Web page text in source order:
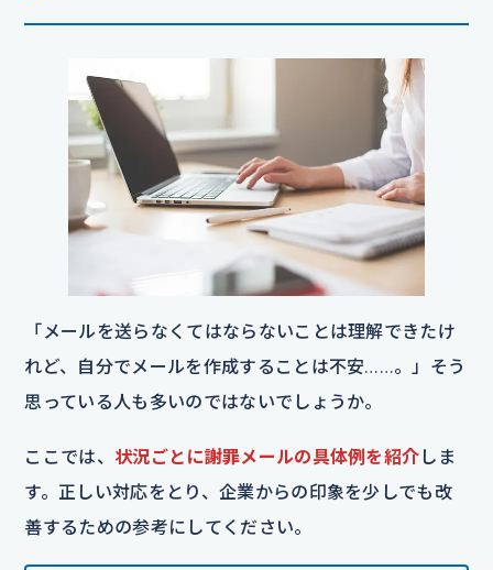
「メールを送らなくてはならないことは理解できたけ
れど、自分でメールを作成することは不安……。」そう
思っている人も多いのではないでしょうか。
ここでは、 状況ごとに謝罪メールの具体例を紹介 しま
す。正しい対応をとり、企業からの印象を少しでも改
善するための参考にしてください。